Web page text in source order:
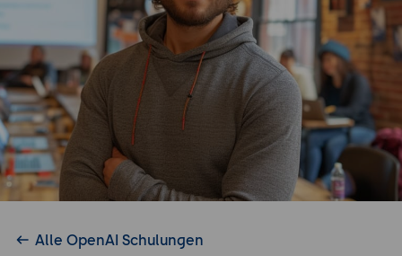
Alle OpenAI Schulungen